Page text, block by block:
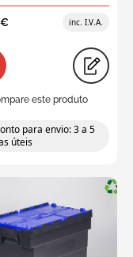
este produto
para envio: 3 a 5
úteis